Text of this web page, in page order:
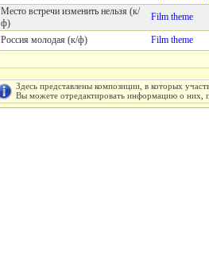
Место встречи изменить нельзя (к/
ф)
Film theme
Россия молодая (к/ф) Film theme
Здесь представлены композиции, в которых
Вы можете отредактировать информацию о них,